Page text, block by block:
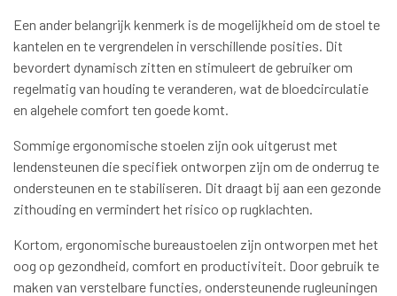
Een ander belangrijk kenmerk is de mogelijkheid om de stoel te
kantelen en te vergrendelen in verschillende posities. Dit
bevordert dynamisch zitten en stimuleert de gebruiker om
regelmatig van houding te veranderen, wat de bloedcirculatie
en algehele comfort ten goede komt.
Sommige ergonomische stoelen zijn ook uitgerust met
lendensteunen die specifiek ontworpen zijn om de onderrug te
ondersteunen en te stabiliseren. Dit draagt bij aan een gezonde
zithouding en vermindert het risico op rugklachten.
Kortom, ergonomische bureaustoelen zijn ontworpen met het
oog op gezondheid, comfort en productiviteit. Door gebruik te
maken van verstelbare functies, ondersteunende rugleuningen